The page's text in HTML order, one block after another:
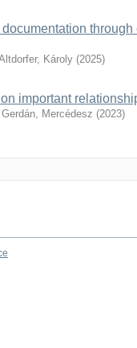
Károly (2025)
important
Gerdán, Mercédesz (2023)